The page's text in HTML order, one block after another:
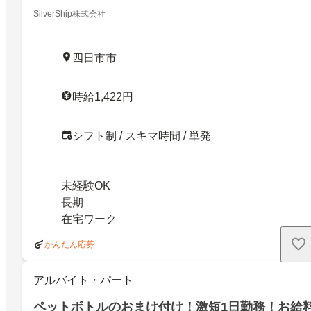
SilverShip株式会社
四日市市
時給1,422円
シフト制 / スキマ時間 / 単発
未経験OK
長期
在宅ワーク
かんたん応募
アルバイト・パート
ペットボトルのおまけ付け！激短1日勤務！お給